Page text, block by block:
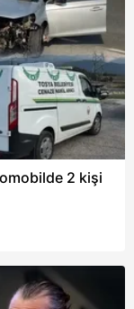
2 kişi